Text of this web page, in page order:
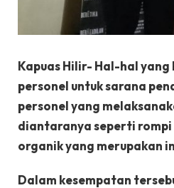
Kapuas Hilir- Hal-hal
personel untuk sarana
personel yang
diantaranya seperti
organik yang merupakan
Dalam kesempatan